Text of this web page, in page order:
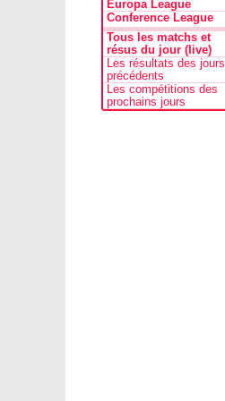
Europa League
Conference League
Tous les matchs et
résus du jour (live)
Les résultats des jours
précédents
Les compétitions des
prochains jours